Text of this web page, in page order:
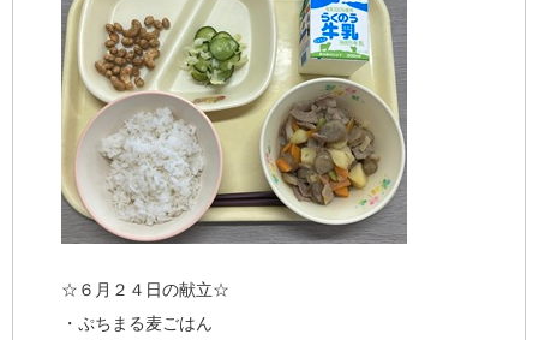
☆６月２４日の献立☆
・ぷちまる麦ごはん